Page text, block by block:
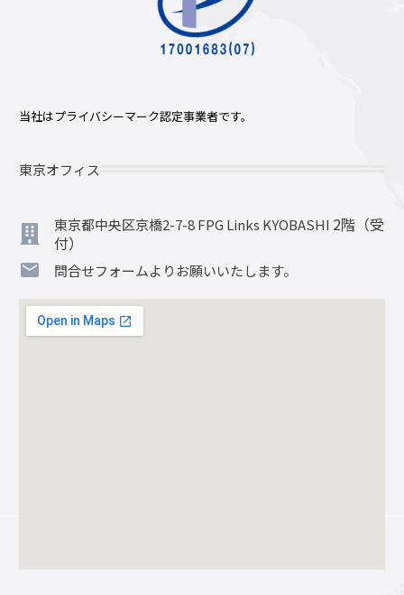
当社はプライバシーマーク認定事業者です。
東京オフィス
東京都中央区京橋2-7-8 FPG Links KYOBASHI 2階（受
付）
問合せフォームよりお願いいたします。